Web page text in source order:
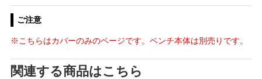
ご注意
※こちらはカバーのみのページです。ベンチ本体は別売りです。
関連する商品はこちら